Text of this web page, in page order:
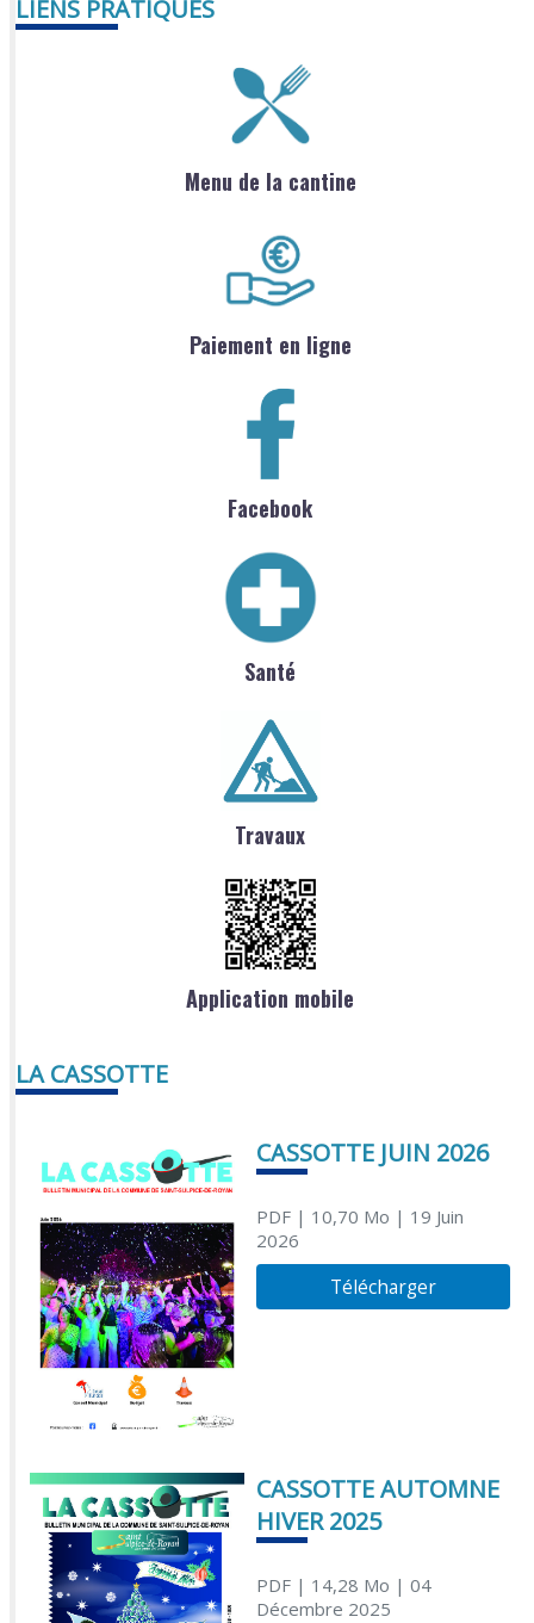
LIENS PRATIQUES
Menu de la cantine
Paiement en ligne
Facebook
Santé
Travaux
Application mobile
LA CASSOTTE
CASSOTTE JUIN 2026
PDF| 10,70 Mo | 19 Juin
2026
Télécharger
CASSOTTE AUTOMNE
HIVER 2025
PDF| 14,28 Mo | 04
Décembre 2025